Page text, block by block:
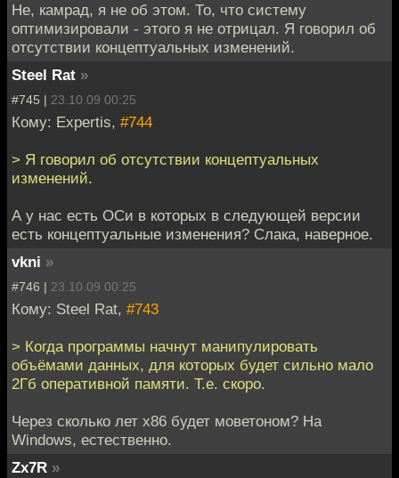
Не, камрад, я не об этом. То, что систему
оптимизировали - этого я не отрицал. Я говорил об
отсутствии концептуальных изменений.
Steel Rat »
#745 | 23.10.09 00:25
Кому: Expertis, #744
> Я говорил об отсутствии концептуальных
изменений.
А у нас есть ОСи в которых в следующей версии
есть концептуальные изменения? Слака, наверное.
vkni »
#746 | 23.10.09 00:25
Кому: Steel Rat, #743
> Когда программы начнут манипулировать
объёмами данных, для которых будет сильно мало
2Гб оперативной памяти. Т.е. скоро.
Через сколько лет x86 будет моветоном? На
Windows, естественно.
Zx7R »